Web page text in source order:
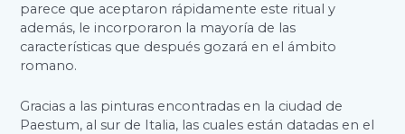
parece que aceptaron rápidamente este ritual y
además, le incorporaron la mayoría de las
características que después gozará en el ámbito
romano.
Gracias a las pinturas encontradas en la ciudad de
Paestum, al sur de Italia, las cuales están datadas en el